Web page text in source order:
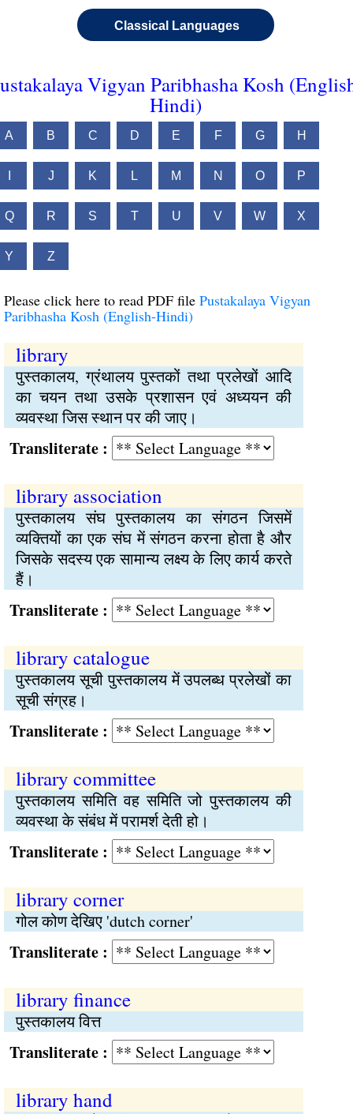
Classical Languages
Vigyan Paribhasha Kosh
Hindi)
A B C D E F G H
J K L M N O P
Q R S T U V W X
Y Z
Please click here to read PDF file Pustakalaya Vigyan
Paribhasha Kosh (English-Hindi)
library
पुस्तकालय, ग्रंथालय पुस्तकों तथा प्रलेखों आदि
का चयन तथा उसके प्रशासन एवं अध्ययन की
व्यवस्था जिस स्थान पर की जाए।
:
library association
पुस्तकालय संघ पुस्तकालय का संगठन जिसमें
व्यक्तियों का एक संघ में संगठन करना होता है और
जिसके सदस्य एक सामान्य लक्ष्य के लिए कार्य करते
हैं।
:
library catalogue
पुस्तकालय सूची पुस्तकालय में उपलब्ध प्रलेखों का
सूची संग्रह।
:
library committee
पुस्तकालय समिति वह समिति जो पुस्तकालय की
व्यवस्था के संबंध में परामर्श देती हो।
:
library corner
गोल कोण देखिए 'dutch corner'
:
library finance
पुस्तकालय वित्त
:
library hand